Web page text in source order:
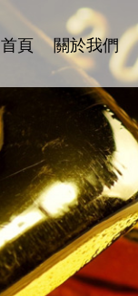
首頁 關於我們